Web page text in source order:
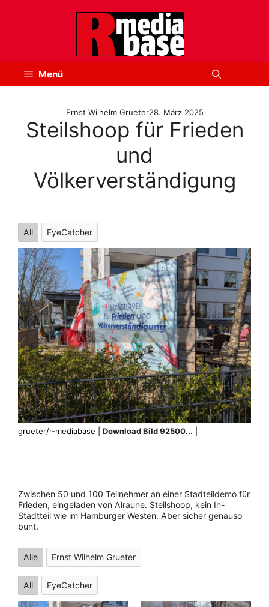
Menü
Ernst Wilhelm Grueter28. März 2025
Steilshoop für Frieden
und
Völkerverständigung
All EyeCatcher
grueter/r-mediabase | Download Bild 92500...
Zwischen 50 und 100 Teilnehmer an einer Stadteildemo für
Frieden, eingeladen von Alraune. Steilshoop, kein In-
Stadtteil wie im Hamburger Westen. Aber sicher genauso
bunt.
Alle Ernst Wilhelm Grueter
All EyeCatcher